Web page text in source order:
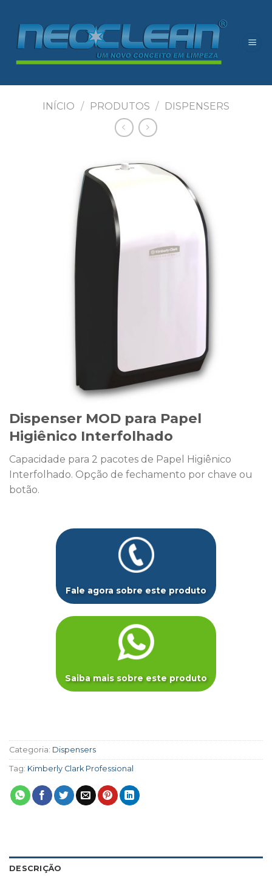
content
INÍCIO / PRODUTOS / DISPENSERS
Dispenser MOD para Papel
Higiênico Interfolhado
Capacidade para 2 pacotes de Papel Higiênico
Interfolhado. Opção de fechamento por chave ou
botão.
Fale agora sobre este produto
Saiba mais sobre este produto
Categoria: Dispensers
Tag: Kimberly Clark Professional
DESCRIÇÃO